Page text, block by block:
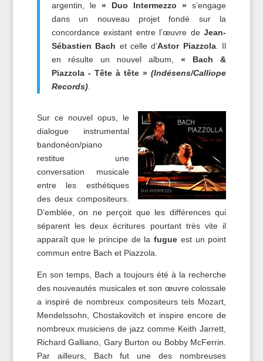
argentin, le« Duo Intermezzo » s’engage
dans un nouveau projet fondé sur la
concordance existant entre l’œuvre deJean-
Sébastien Bach et celle d’Astor Piazzola. Il
en résulte un nouvel album, « Bach &
Piazzola - Tête à tête » (Indésens/Calliope
Records).
Sur ce nouvel opus, le
dialogue instrumental
bandonéon/piano
restitue une
conversation musicale
entre les esthétiques
des deux compositeurs.
D’emblée, on ne perçoit que les différences qui
séparent les deux écritures pourtant très vite il
apparaît que le principe de lafugue est un point
commun entre Bach et Piazzola.
En son temps, Bach a toujours été à la recherche
des nouveautés musicales et son œuvre colossale
a inspiré de nombreux compositeurs tels Mozart,
Mendelssohn, Chostakovitch et inspire encore de
nombreux musiciens de jazz comme Keith Jarrett,
Richard Galliano, Gary Burton ou Bobby McFerrin.
Par ailleurs, Bach fut une des nombreuses